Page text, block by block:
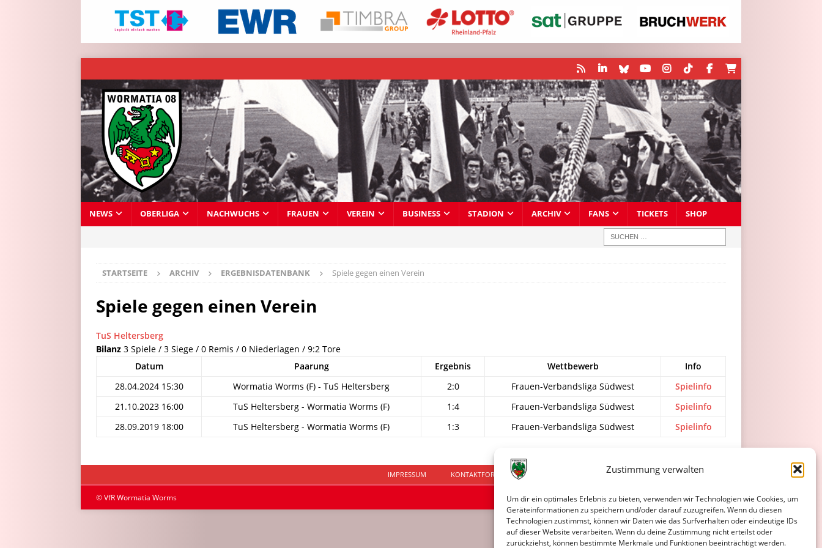
Zustimmung verwalten
Um dir ein optimales Erlebnis zu bieten, verwenden wir Technologien wie Cookies, um
Geräteinformationen zu speichern und/oder darauf zuzugreifen. Wenn du diesen
Technologien zustimmst, können wir Daten wie das Surfverhalten oder eindeutige IDs
auf dieser Website verarbeiten. Wenn du deine Zustimmung nicht erteilst oder
zurückziehst, können bestimmte Merkmale und Funktionen beeinträchtigt werden.
NEWS OBERLIGA NACHWUCHS FRAUEN VEREIN BUSINESS STADION ARCHIV FANS TICKETS SHOP
STARTSEITE ARCHIV ERGEBNISDATENBANK Spiele gegen einen Verein
Spiele gegen einen Verein
TuS Heltersberg
Bilanz 3 Spiele / 3 Siege / 0 Remis / 0 Niederlagen / 9:2 Tore
Datum
Paarung Ergebnis Wettbewerb
Info
28.04.2024 15:30
Wormatia Worms (F) - TuS Heltersberg 2:0 Frauen-Verbandsliga Südwest
Spielinfo
21.10.2023 16:00
TuS Heltersberg - Wormatia Worms (F) 1:4 Frauen-Verbandsliga Südwest
Spielinfo
28.09.2019 18:00
TuS Heltersberg - Wormatia Worms (F) 1:3 Frauen-Verbandsliga Südwest Spielinfo
IMPRESSUM KONTAKTFORMULAR DATENSCHUTZERKLÄRUNG COOKIE-RICHTLINIE (EU)
© VfR Wormatia Worms